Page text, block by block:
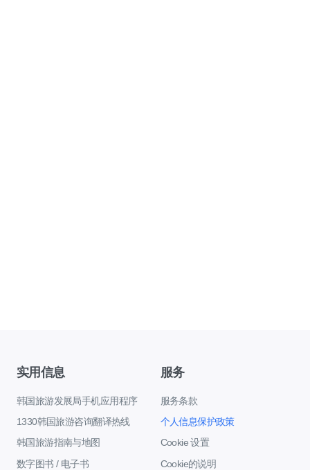
实用信息
韩国旅游发展局手机应用程序
1330韩国旅游咨询翻译热线
韩国旅游指南与地图
数字图书 / 电子书
服务
服务条款
个人信息保护政策
Cookie 设置
Cookie的说明